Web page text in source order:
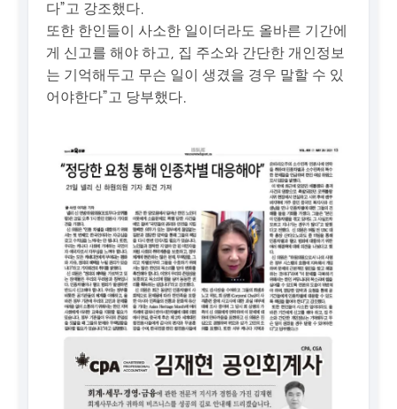
다”고 강조했다.
또한 한인들이 사소한 일이더라도 올바른 기간에
게 신고를 해야 하고, 집 주소와 간단한 개인정보
는 기억해두고 무슨 일이 생겼을 경우 말할 수 있
어야한다”고 당부했다.